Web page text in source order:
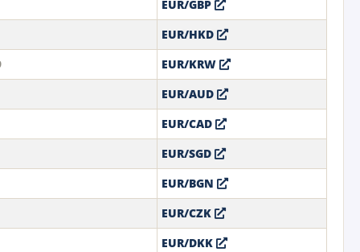
EUR/GBP
EUR/HKD
EUR/KRW
EUR/AUD
EUR/CAD
EUR/SGD
EUR/BGN
EUR/CZK
EUR/DKK